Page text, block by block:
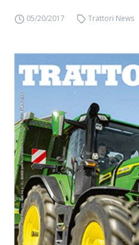
05/20/2017 Trattori News